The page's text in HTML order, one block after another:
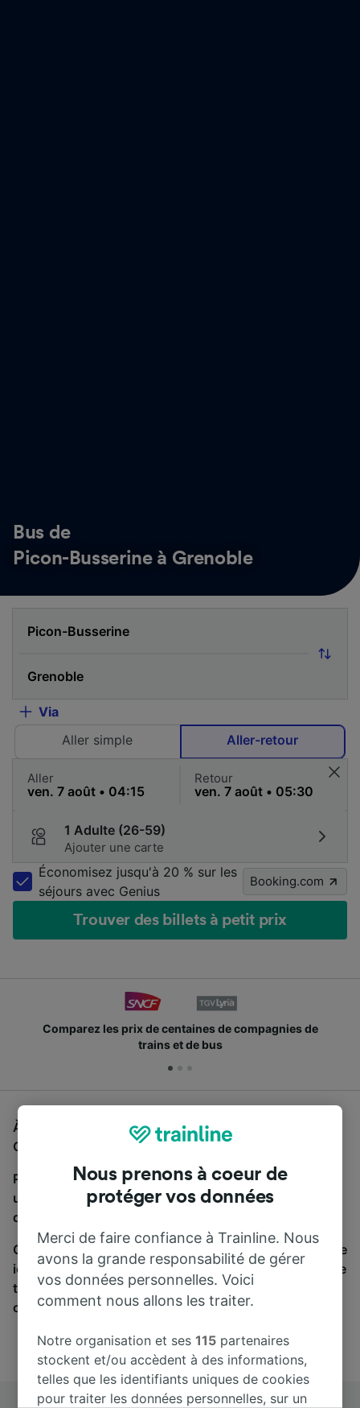
Bus de
Picon-Busserine à Grenoble
Via
Aller simple
Aller-retour
Aller Retour
1 Adulte (26-59)
Ajouter une carte
Économisez jusqu'à 20 % sur les
séjours avec Genius
Booking.com
Trouver des billets à petit prix
Comparez les prix de centaines de compagnies de
trains et de bus
À la recherche d'un bus de Picon-Busserine à
Grenoble, vous êtes au bon endroit.
Pour trouver des billets de bus, lancez simplement
une recherche ci-dessus. Nous comparons les temps
de trajets et les prix des voyages, en train et en bus.
Qu’importe votre destination, votre voyage commence
ici. Nous collaborons avec plus de 170 compagnies de
train et de bus. Consultez et achetez vos billets sur
cette page.
Nous prenons à coeur de
protéger vos données
Merci de faire confiance à Trainline. Nous
avons la grande responsabilité de gérer
vos données personnelles. Voici
comment nous allons les traiter.
Notre organisation et ses115 partenaires
stockent et/ou accèdent à des informations,
telles que les identifiants uniques de cookies
pour traiter les données personnelles, sur un